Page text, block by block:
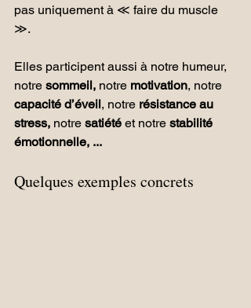
pas uniquement à ≪ faire du muscle
≫.
Elles participent aussi à notre humeur,
notre sommeil, notre motivation, notre
capacité d’éveil, notre résistance au
stress, notre satiété et notre stabilité
émotionnelle, ...
Quelques exemples concrets